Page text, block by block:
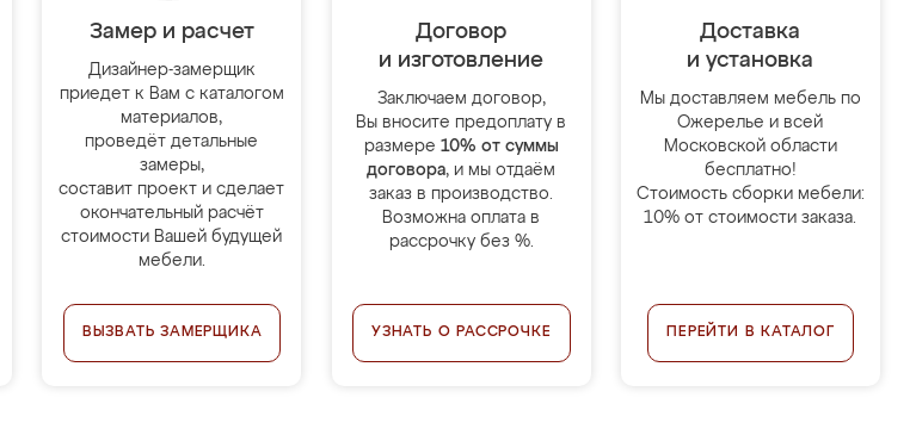
Замер и расчет
Дизайнер-замерщик
приедет к Вам с каталогом
материалов,
проведёт детальные
замеры,
составит проект и сделает
окончательный расчёт
стоимости Вашей будущей
мебели.
ВЫЗВАТЬ ЗАМЕРЩИКА
Договор
и изготовление
Заключаем договор,
Вы вносите предоплату в
размере 10% от суммы
договора, и мы отдаём
заказ в производство.
Возможна оплата в
рассрочку без %.
УЗНАТЬ О РАССРОЧКЕ
Доставка
и установка
Мы доставляем мебель по
Ожерелье и всей
Московской области
бесплатно!
Стоимость сборки мебели:
10% от стоимости заказа.
ПЕРЕЙТИ В КАТАЛОГ